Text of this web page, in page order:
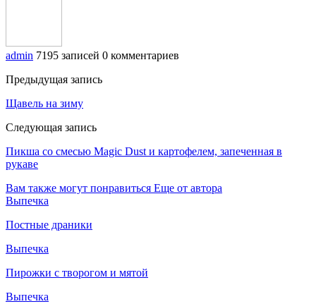
admin 7195 записей 0 комментариев
Предыдущая запись
Щавель на зиму
Следующая запись
Пикша со смесью Mаgic Dust и картофелем, запеченная в
рукаве
Вам также могут понравиться Еще от автора
Выпечка
Постные драники
Выпечка
Пирожки с творогом и мятой
Выпечка